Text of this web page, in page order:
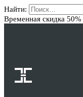
Найти:
Временная скидка 50%